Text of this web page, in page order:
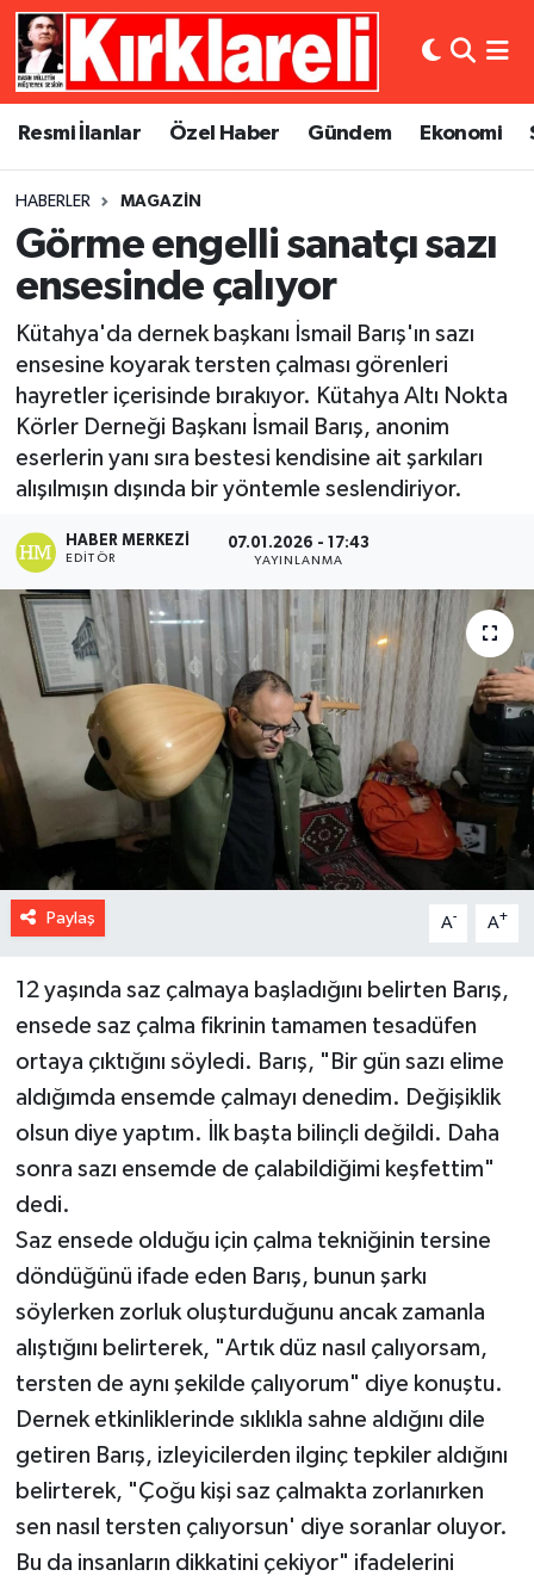
Resmi İlanlar Özel Haber Gündem Ekonomi
HABERLER MAGAZIN
Görme engelli sanatçı sazı
ensesinde çalıyor
Kütahya'da dernek başkanı İsmail Barış'ın sazı
ensesine koyarak tersten çalması görenleri
hayretler içerisinde bırakıyor. Kütahya Altı Nokta
Körler Derneği Başkanı İsmail Barış, anonim
eserlerin yanı sıra bestesi kendisine ait şarkıları
alışılmışın dışında bir yöntemle seslendiriyor.
HABER MERKEZI
EDITÖR
07.01.2026 - 17:43
YAYINLANMA
Paylaş A- A+
12 yaşında saz çalmaya başladığını belirten Barış,
ensede saz çalma fikrinin tamamen tesadüfen
ortaya çıktığını söyledi. Barış, "Bir gün sazı elime
aldığımda ensemde çalmayı denedim. Değişiklik
olsun diye yaptım. İlk başta bilinçli değildi. Daha
sonra sazı ensemde de çalabildiğimi keşfettim"
dedi.
Saz ensede olduğu için çalma tekniğinin tersine
döndüğünü ifade eden Barış, bunun şarkı
söylerken zorluk oluşturduğunu ancak zamanla
alıştığını belirterek, "Artık düz nasıl çalıyorsam,
tersten de aynı şekilde çalıyorum" diye konuştu.
Dernek etkinliklerinde sıklıkla sahne aldığını dile
getiren Barış, izleyicilerden ilginç tepkiler aldığını
belirterek, "Çoğu kişi saz çalmakta zorlanırken
sen nasıl tersten çalıyorsun' diye soranlar oluyor.
Bu da insanların dikkatini çekiyor" ifadelerini
Resmi İlanlar
Gündem
Ekonomi
Siyaset
Spor
Asayiş
Dünya
Eğitim
Kültür Sanat
Magazin
Medya
Künye
Gizlilik Sözleşmesi
Merkez Nöbetçi Eczaneler
Merkez Trafik Yoğunluk Haritası
Süper Lig Puan Durumu ve Fikstür
Tüm Manşetler
Son Dakika Haberleri
Haber Arşivi